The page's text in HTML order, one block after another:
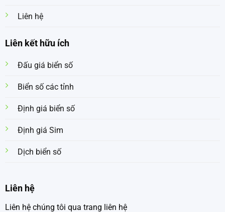
Liên hệ
Liên kết hữu ích
Đấu giá biển số
Biển số các tỉnh
Định giá biển số
Định giá Sim
Dịch biển số
Liên hệ
Liên hệ chúng tôi qua trang liên hệ